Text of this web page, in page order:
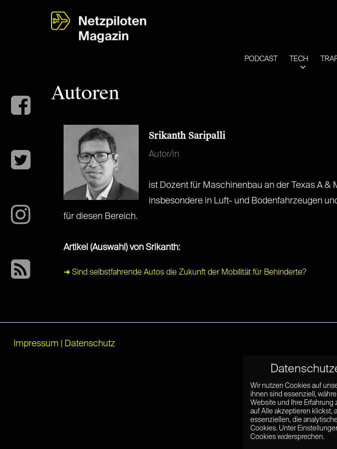
PODCAST TECH
Autoren
Srikanth Saripalli
Autor/in
ist Dozent für Maschinenbau an der Texas A
insbesondere in Luft- und Bodenfahrzeugen
für diesen Bereich.
Artikel (Auswahl) von Srikanth:
➜ Sind selbstfahrende Autos die Zukunft der Mobilität für Behinderte?
Impressum Datenschutz
Wir nutzen Cookies auf
ihnen sind essenziell,
Website und Ihre Erfahrung
auf Alle akzeptieren klickst,
essenziellen, die
Cookies. Unter
Cookies widersprechen.